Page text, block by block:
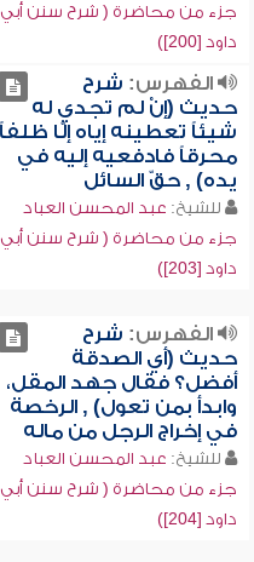
جزء من محاضرة ( شرح سنن أبي
داود [200])
الفهرس: شرح
حديث (إنْ لم تجدي له
شيئاً تعطينه إياه إلّا ظلفاً
محرقاً فادفعيه إليه في
يده) , حقّ السائل
للشيخ: عبد المحسن العباد
جزء من محاضرة ( شرح سنن أبي
داود [203])
الفهرس: شرح
حديث (أي الصدقة
أفضل؟ فقال جهد المقل،
وابدأ بمن تعول) , الرخصة
في إخراج الرجل من ماله
للشيخ: عبد المحسن العباد
جزء من محاضرة ( شرح سنن أبي
داود [204])